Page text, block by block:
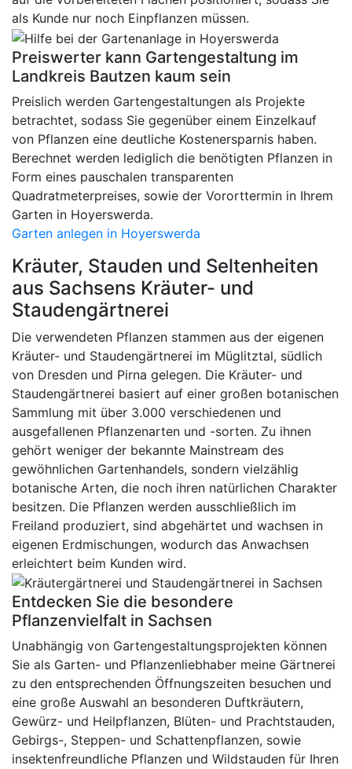
als Kunde nur noch Einpflanzen müssen.
Preiswerter kann Gartengestaltung im
Landkreis Bautzen kaum sein
Preislich werden Gartengestaltungen als Projekte
betrachtet, sodass Sie gegenüber einem Einzelkauf
von Pflanzen eine deutliche Kostenersparnis haben.
Berechnet werden lediglich die benötigten Pflanzen in
Form eines pauschalen transparenten
Quadratmeterpreises, sowie der Vororttermin in Ihrem
Garten in Hoyerswerda.
Garten anlegen in Hoyerswerda
Kräuter, Stauden und Seltenheiten
aus Sachsens Kräuter- und
Staudengärtnerei
Die verwendeten Pflanzen stammen aus der eigenen
Kräuter- und Staudengärtnerei im Müglitztal, südlich
von Dresden und Pirna gelegen. Die Kräuter- und
Staudengärtnerei basiert auf einer großen botanischen
Sammlung mit über 3.000 verschiedenen und
ausgefallenen Pflanzenarten und -sorten. Zu ihnen
gehört weniger der bekannte Mainstream des
gewöhnlichen Gartenhandels, sondern vielzählig
botanische Arten, die noch ihren natürlichen Charakter
besitzen. Die Pflanzen werden ausschließlich im
Freiland produziert, sind abgehärtet und wachsen in
eigenen Erdmischungen, wodurch das Anwachsen
erleichtert beim Kunden wird.
Entdecken Sie die besondere
Pflanzenvielfalt in Sachsen
Unabhängig von Gartengestaltungsprojekten können
Sie als Garten- und Pflanzenliebhaber meine Gärtnerei
zu den entsprechenden Öffnungszeiten besuchen und
eine große Auswahl an besonderen Duftkräutern,
Gewürz- und Heilpflanzen, Blüten- und Prachtstauden,
Gebirgs-, Steppen- und Schattenpflanzen, sowie
insektenfreundliche Pflanzen und Wildstauden für Ihren